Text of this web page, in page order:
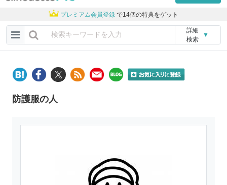
プレミアム会員登録 で14個の特典をゲット
詳細
検索
▼
防護服の人